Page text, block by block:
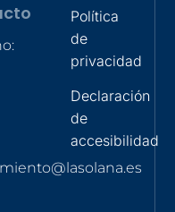
Política
de
privacidad
Declaración
de
accesibilidad